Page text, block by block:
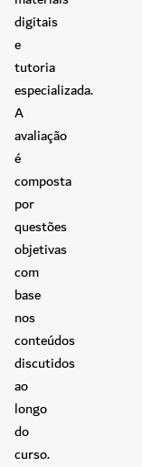
digitais
e
tutoria
especializada.
A
avaliação
é
composta
por
questões
objetivas
com
base
nos
conteúdos
discutidos
ao
longo
do
curso.